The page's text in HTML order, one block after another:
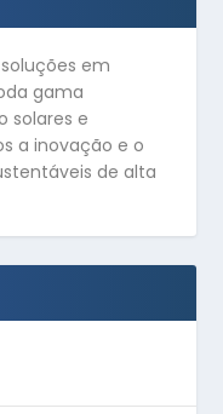
em
gama
solares e
a inovação e o
de alta